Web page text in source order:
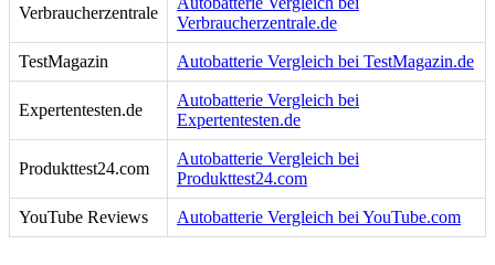
Verbraucherzentrale
Verbraucherzentrale.de
TestMagazin Autobatterie Vergleich bei TestMagazin.de
Expertentesten.de
Autobatterie Vergleich bei
Expertentesten.de
Produkttest24.com
Autobatterie Vergleich bei
Produkttest24.com
YouTube Reviews Autobatterie Vergleich bei YouTube.com